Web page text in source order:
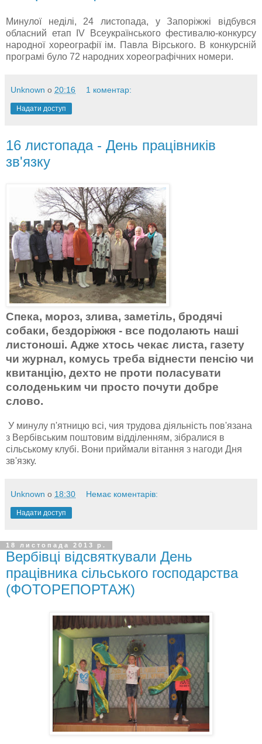
Минулої неділі, 24 листопада, у Запоріжжі відбувся
обласний етап IV Всеукраїнського фестивалю-конкурсу
народної хореографії ім. Павла Вірського. В конкурсній
програмі було 72 народних хореографічних номери.
Unknown о 20:16 1 коментар:
Надати доступ
16 листопада - День працівників
зв'язку
Спека, мороз, злива, заметіль, бродячі
собаки, бездоріжжя - все подолають наші
листоноші. Адже хтось чекає листа, газету
чи журнал, комусь треба віднести пенсію чи
квитанцію, дехто не проти поласувати
солоденьким чи просто почути добре
слово.
У минулу п'ятницю всі, чия трудова діяльність пов'язана
з Вербівським поштовим відділенням, зібралися в
сільському клубі. Вони приймали вітання з нагоди Дня
зв'язку.
Unknown о 18:30 Немає коментарів:
Надати доступ
18 листопада 2013 р.
Вербівці відсвяткували День
працівника сільського господарства
(ФОТОРЕПОРТАЖ)